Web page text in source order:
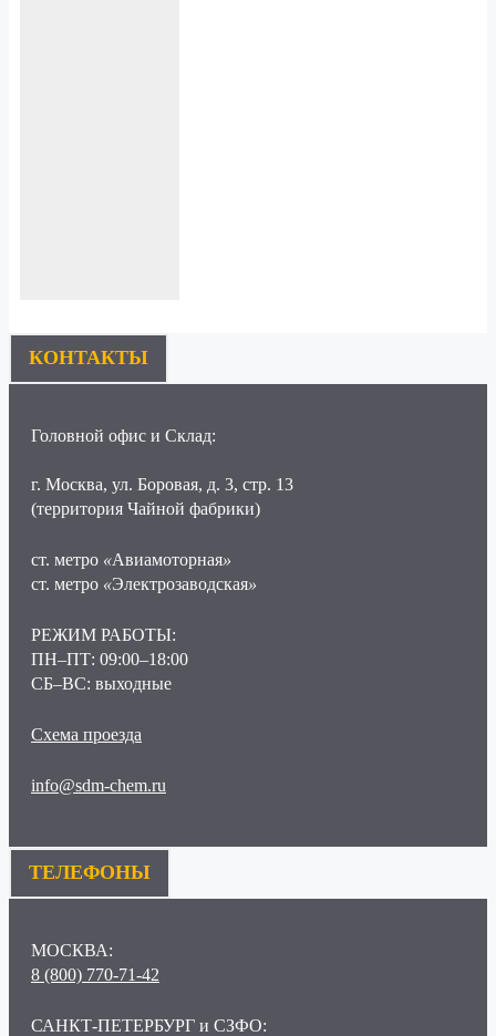
КОНТАКТЫ
Головной офис и Склад:
г. Москва, ул. Боровая, д. 3, стр. 13
(территория Чайной фабрики)
ст. метро «Авиамоторная»
ст. метро «Электрозаводская»
РЕЖИМ РАБОТЫ:
ПН–ПТ: 09:00–18:00
СБ–ВС: выходные
Схема проезда
info@sdm-chem.ru
ТЕЛЕФОНЫ
МОСКВА:
8 (800) 770-71-42
САНКТ-ПЕТЕРБУРГ и СЗФО: